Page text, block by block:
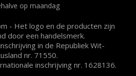
op maandag
- Het logo en de producten zijn
door een handelsmerk.
in de Republiek Wit-
nr. 71550.
inschrijving nr. 1628136.